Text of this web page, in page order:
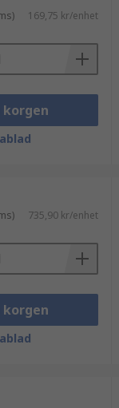
169,75 kr/enhet
korgen
735,90 kr/enhet
korgen